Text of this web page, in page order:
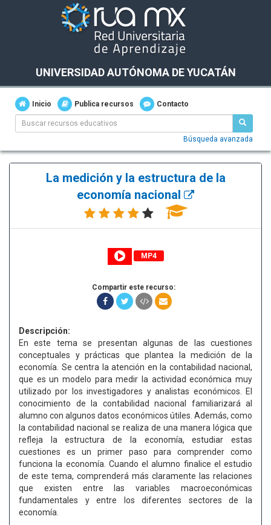
UNIVERSIDAD AUTÓNOMA DE YUCATÁN
Inicio Publica recursos Contacto
Búsqueda avanzada
La medición y la estructura de la
economía nacional
MP4
Compartir este recurso:
Descripción:
En este tema se presentan algunas de las cuestiones
conceptuales y prácticas que plantea la medición de la
economía. Se centra la atención en la contabilidad nacional,
que es un modelo para medir la actividad económica muy
utilizado por los investigadores y analistas económicos. El
conocimiento de la contabilidad nacional familiarizará al
alumno con algunos datos económicos útiles. Además, como
la contabilidad nacional se realiza de una manera lógica que
refleja la estructura de la economía, estudiar estas
cuestiones es un primer paso para comprender como
funciona la economía. Cuando el alumno finalice el estudio
de este tema, comprenderá más claramente las relaciones
que existen entre las variables macroeconómicas
fundamentales y entre los diferentes sectores de la
economía.